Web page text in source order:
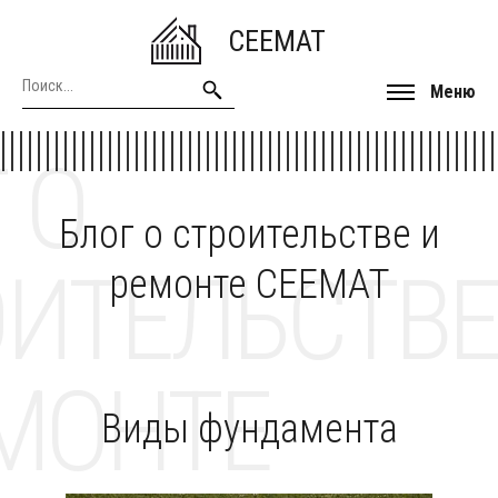
CEEMAT
Меню
Блог о строительстве и
ремонте CEEMAT
О
Виды фундамента